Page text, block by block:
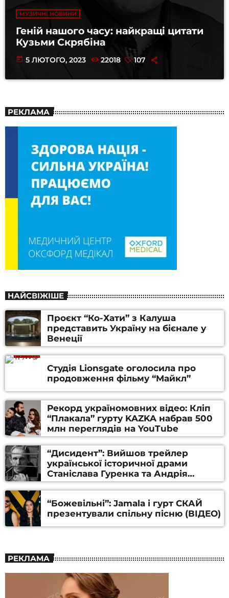
МУЗИЧНІ НОВИНИ
Геній нашого часу: найкращі цитати
Кузьми Скрябіна
today 5 ЛЮТОГО, 2023 22018 107
РЕКЛАМА
НАЙСВІЖІШЕ
Проєкт “Ко-Хати” з Калуша
представить Україну на бієнале у
Венеції
Студія Lionsgate оголосила про
продовження фільму “Майкл”
Рекорд україномовних відео: Кліп
“Плакала” гурту KAZKA набрав 500
млн переглядів на YouTube
“Дисидент”: Вийшов трейлер
української історичної драми
Станіслава Гуренка та Андрія
Алфьорова (ВІДЕО)
“Божевільні”: Jamala і гурт СКАЙ
презентували спільну пісню (ВІДЕО)
РЕКЛАМА